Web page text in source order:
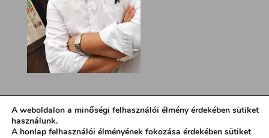
A weboldalon a minőségi felhasználói élmény érdekében sütiket
használunk.
A honlap felhasználói élményének fokozása érdekében sütiket